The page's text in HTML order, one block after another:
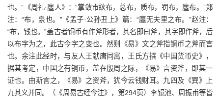
也。”《周礼·廛人》：“掌敛市絘布，总布，质布，罚布，廛布。”郑
注：“布，泉也。”《孟子·公孙丑上》篇：“廛无夫里之布。”赵注：
“布，钱也。”盖古者铜币有作斧形者，其名即曰斧，其字即作斧，后
以布字为之，此古今字之变也。然则《易》文之斧指铜币之斧而言
也。余注此经时，与友人王献唐同寓，王氏方撰《中国货币史》，
据其考定，中国之有铜币，盖在殷周之际，《易》言资斧，即其一
证也。由斯言之，《易》之资斧，犹今云钱财耳。九四及《巽》上
九其义并同。（《周易古经今注》，第294页）李镜池、周振甫等皆